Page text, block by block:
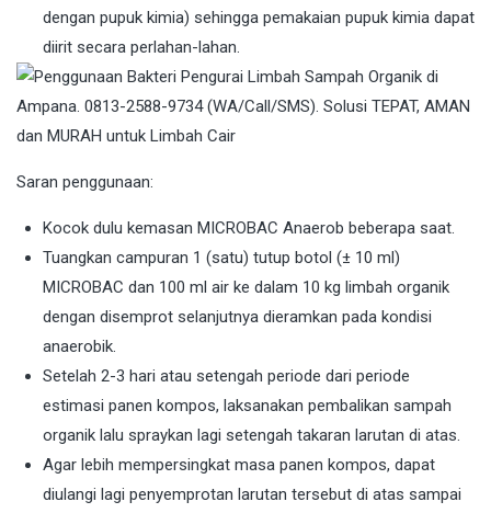
dengan pupuk kimia) sehingga pemakaian pupuk kimia dapat
diirit secara perlahan-lahan.
Saran penggunaan:
Kocok dulu kemasan MICROBAC Anaerob beberapa saat.
Tuangkan campuran 1 (satu) tutup botol (± 10 ml)
MICROBAC dan 100 ml air ke dalam 10 kg limbah organik
dengan disemprot selanjutnya dieramkan pada kondisi
anaerobik.
Setelah 2-3 hari atau setengah periode dari periode
estimasi panen kompos, laksanakan pembalikan sampah
organik lalu spraykan lagi setengah takaran larutan di atas.
Agar lebih mempersingkat masa panen kompos, dapat
diulangi lagi penyemprotan larutan tersebut di atas sampai